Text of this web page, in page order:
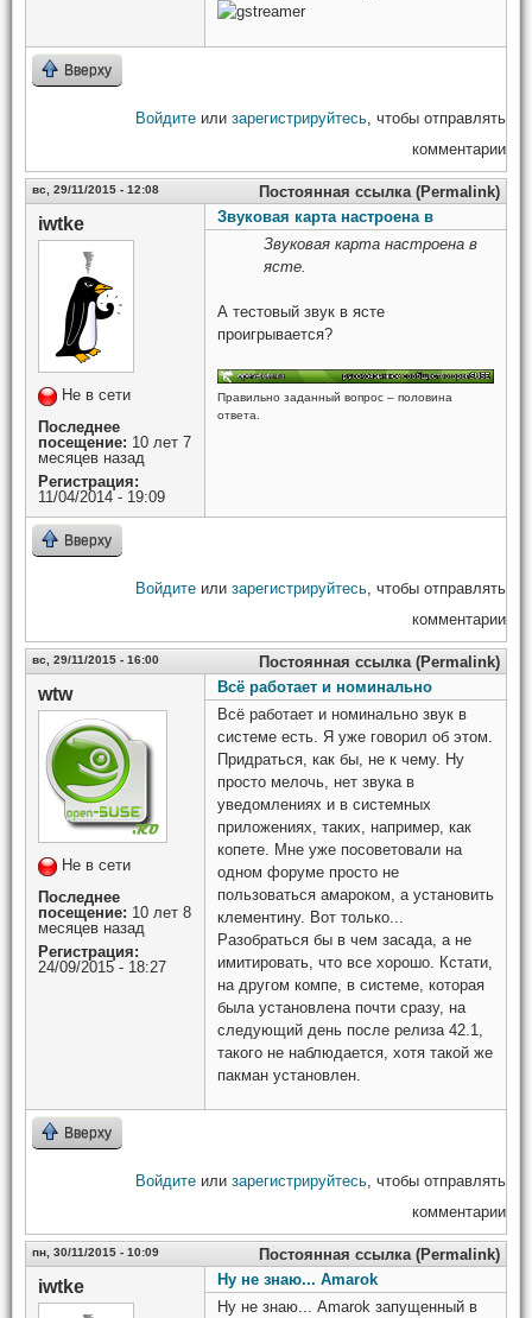
Вверху
Войдите или зарегистрируйтесь , чтобы отправлять
комментарии
вс, 29/11/2015 - 12:08 Постоянная ссылка (Permalink)
iwtke
Не в сети
Последнее
посещение: 10 лет 7
месяцев назад
Регистрация:
11/04/2014 - 19:09
Звуковая карта настроена в
Звуковая карта настроена в
ясте.
А тестовый звук в ясте
проигрывается?
Правильно заданный вопрос – половина
ответа.
Вверху
Войдите или зарегистрируйтесь , чтобы отправлять
комментарии
вс, 29/11/2015 - 16:00 Постоянная ссылка (Permalink)
wtw
Не в сети
Последнее
посещение: 10 лет 8
месяцев назад
Регистрация:
24/09/2015 - 18:27
Всё работает и номинально
Всё работает и номинально звук в
системе есть. Я уже говорил об этом.
Придраться, как бы, не к чему. Ну
просто мелочь, нет звука в
уведомлениях и в системных
приложениях, таких, например, как
копете. Мне уже посоветовали на
одном форуме просто не
пользоваться амароком, а установить
клементину. Вот только...
Разобраться бы в чем засада, а не
имитировать, что все хорошо. Кстати,
на другом компе, в системе, которая
была установлена почти сразу, на
следующий день после релиза 42.1,
такого не наблюдается, хотя такой же
пакман установлен.
Вверху
Войдите или зарегистрируйтесь, чтобы отправлять
комментарии
пн, 30/11/2015 - 10:09 Постоянная ссылка (Permalink)
iwtke
Ну не знаю... Amarok
Ну не знаю... Amarok запущенный в